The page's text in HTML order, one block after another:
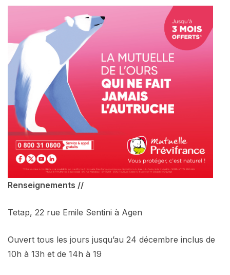
Renseignements //
Tetap, 22 rue Emile Sentini à Agen
Ouvert tous les jours jusqu’au 24 décembre inclus de
10h à 13h et de 14h à 19